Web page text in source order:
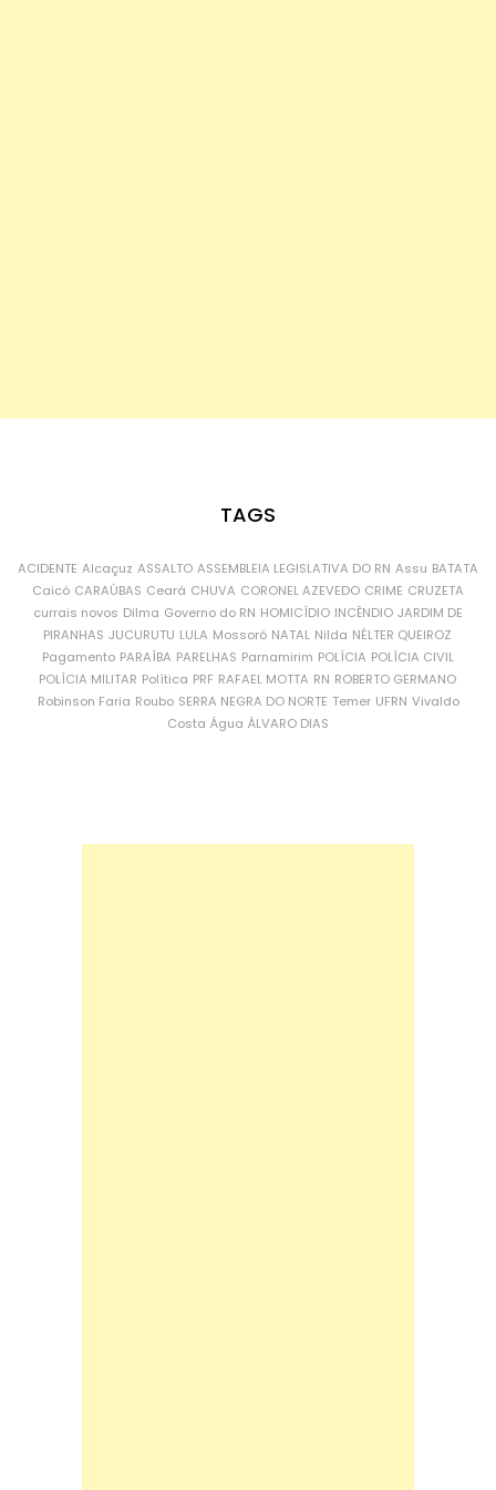
TAGS
ACIDENTE Alcaçuz ASSALTO ASSEMBLEIA LEGISLATIVA DO RN Assu BATATA
Caicó CARAÚBAS Ceará CHUVA CORONEL AZEVEDO CRIME CRUZETA
currais novos Dilma Governo do RN HOMICÍDIO INCÊNDIO JARDIM DE
PIRANHAS JUCURUTU LULA Mossoró NATAL Nilda NÉLTER QUEIROZ
Pagamento PARAÍBA PARELHAS Parnamirim POLÍCIA POLÍCIA CIVIL
POLÍCIA MILITAR Política PRF RAFAEL MOTTA RN ROBERTO GERMANO
Robinson Faria Roubo SERRA NEGRA DO NORTE Temer UFRN Vivaldo
Costa Água ÁLVARO DIAS